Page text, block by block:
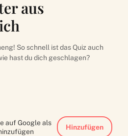
aus
So schnell ist das Quiz auch
hast du dich geschlagen?
auf Google als
Hinzufügen